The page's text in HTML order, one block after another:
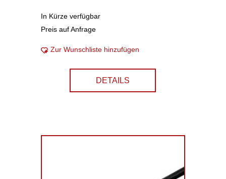
In Kürze verfügbar
Preis auf Anfrage
Zur Wunschliste hinzufügen
DETAILS